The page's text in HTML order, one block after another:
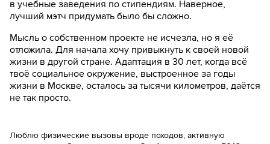
в учебные заведения по стипендиям. Наверное,
лучший мэтч придумать было бы сложно.
Мысль о собственном проекте не исчезла, но я её
отложила. Для начала хочу привыкнуть к своей новой
жизни в другой стране. Адаптация в 30 лет, когда всё
твоё социальное окружение, выстроенное за годы
жизни в Москве, осталось за тысячи километров, даётся
не так просто.
Люблю физические вызовы вроде походов, активную